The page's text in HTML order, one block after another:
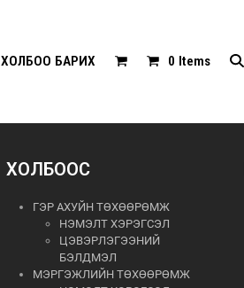
ХОЛБОО БАРИХ 0 Items
ХОЛБООС
ГЭР АХУЙН ТӨХӨӨРӨМЖ
НЭМЭЛТ ХЭРЭГСЭЛ
ЦЭВЭРЛЭГЭЭНИЙ
БЭЛДМЭЛ
МЭРГЭЖЛИЙН ТӨХӨӨРӨМЖ